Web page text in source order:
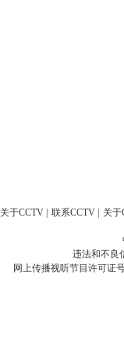
关于CCTV 联系CCTV 关
违法和不良
网上传播视听节目许可证